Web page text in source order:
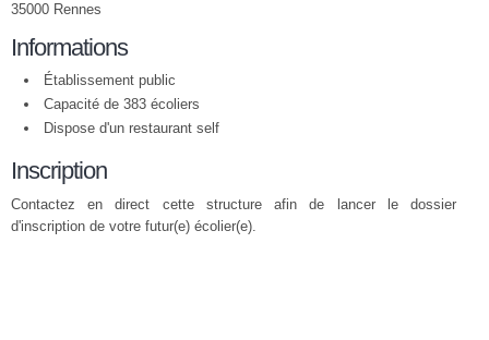
35000 Rennes
Informations
Établissement public
Capacité de 383 écoliers
Dispose d'un restaurant self
Inscription
Contactez en direct cette structure afin de lancer le dossier
d'inscription de votre futur(e) écolier(e).